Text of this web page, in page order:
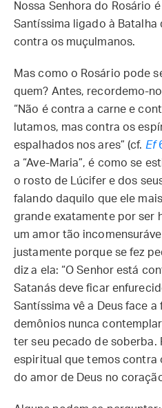
Nossa Senhora do Rosário
Santíssima ligado à
contra os muçulmanos.
Mas como o Rosário pode
quem? Antes, recordemo-
“Não é contra a carne e
lutamos, mas contra os
espalhados nos ares” (cf. Ef
a “Ave-Maria”, é como se
o rosto de Lúcifer e dos
falando daquilo que ele
grande exatamente por ser
um amor tão
justamente porque se fez
diz a ela: “O Senhor está
Satanás deve ficar
Santíssima vê a Deus face
demônios nunca
ter seu pecado de soberba.
espiritual que temos contra
do amor de Deus no